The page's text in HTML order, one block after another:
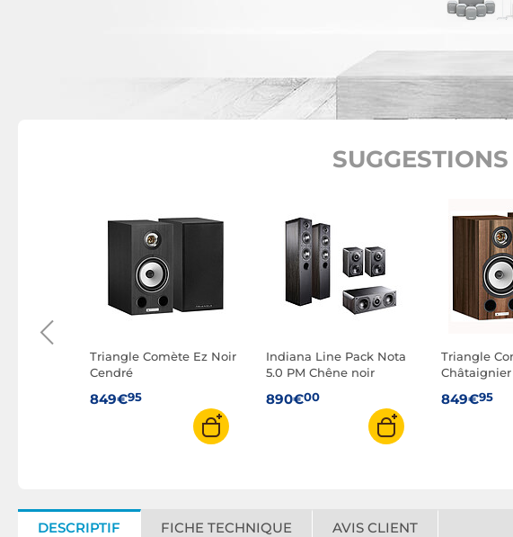
Triangle Comète Ez Noir
Cendré
849€95
Indiana Line Pack Nota
5.0 PM Chêne noir
890€00
Triangle
Châtaignier
849€95
DESCRIPTIF FICHE TECHNIQUE AVIS CLIENT